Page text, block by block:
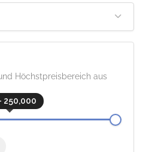
Höchstpreisbereich aus
250,000